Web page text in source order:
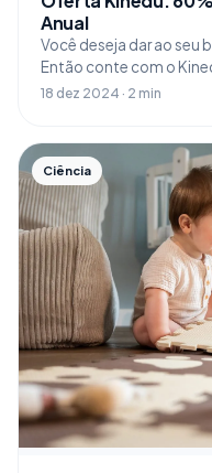
Anual
Você deseja dar ao seu
Então conte com o
18 dez 2024 · 2 min
Ciência